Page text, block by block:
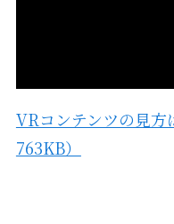
VRコンテンツの見
763KB）